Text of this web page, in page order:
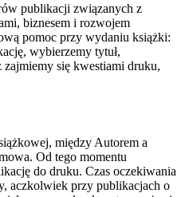
publikacji związanych z
biznesem i rozwojem
pomoc przy wydaniu książki:
wybierzemy tytuł,
zajmiemy się kwestiami druku,
między Autorem a
Od tego momentu
do druku. Czas oczekiwania
aczkolwiek przy publikacjach o